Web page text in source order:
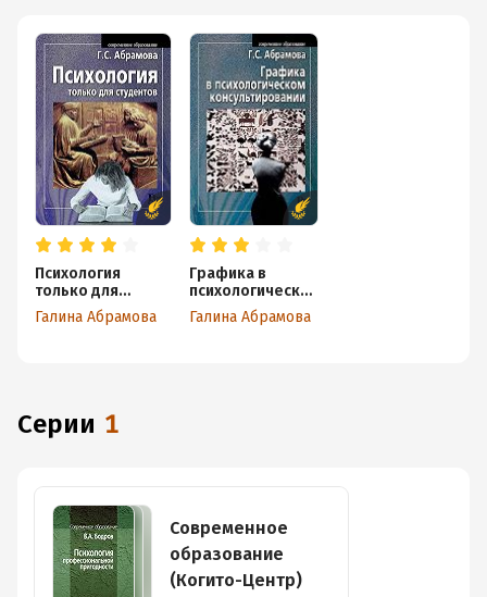
Психология
только для
студентов
Галина Абрамова
Графика в
психологическо
м
консультировани
Галина Абрамова
Серии 1
Современное
образование
(Когито-Центр)